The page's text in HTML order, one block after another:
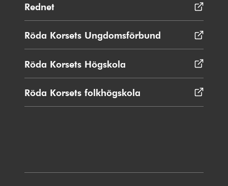
Rednet
i
nytt
fönster
Röda Korsets Ungdomsförbund Öppnas
i
Röda Korsets Högskola
i
nytt
fönster
Röda Korsets folkhögskola
i